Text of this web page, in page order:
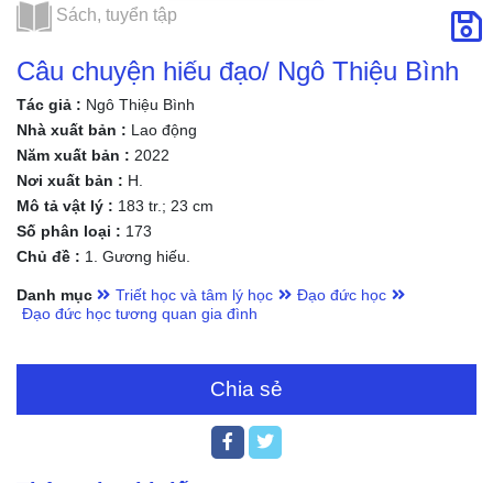
Sách, tuyển tập
Câu chuyện hiếu đạo/ Ngô Thiệu Bình
Tác giả : Ngô Thiệu Bình
Nhà xuất bản : Lao động
Năm xuất bản : 2022
Nơi xuất bản : H.
Mô tả vật lý : 183 tr.; 23 cm
Số phân loại : 173
Chủ đề : 1. Gương hiếu.
Danh mục Triết học và tâm lý học
Đạo đức học
Đạo đức học tương quan gia đình
Chia sẻ